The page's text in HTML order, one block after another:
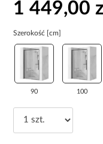
1 449,00
Szerokość [cm]
90 100